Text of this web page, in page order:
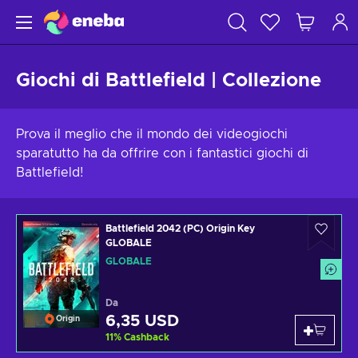
Giochi di Battlefield | Collezione
Prova il meglio che il mondo dei videogiochi
sparatutto ha da offrire con i fantastici giochi di
Battlefield!
Origin
Battlefield 2042 (PC) Origin Key
GLOBALE
GLOBALE
Da
6,35 USD
11% Cashback